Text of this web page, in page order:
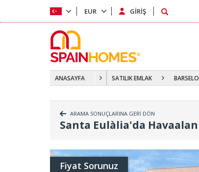
ANASAYFA SATILIK EMLAK
ARAMA SONUÇLARINA GERİ DÖN
Santa Eulàlia'da
Fiyat Sorunuz
EUR GİRİŞ